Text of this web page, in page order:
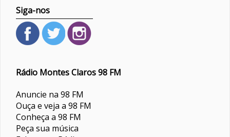
Siga-nos
Rádio Montes Claros 98 FM
Anuncie na 98 FM
Ouça e veja a 98 FM
Conheça a 98 FM
Peça sua música